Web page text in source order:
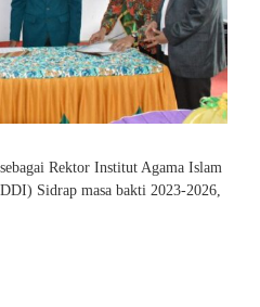
Rektor Institut Agama Islam
Sidrap masa bakti 2023-2026,